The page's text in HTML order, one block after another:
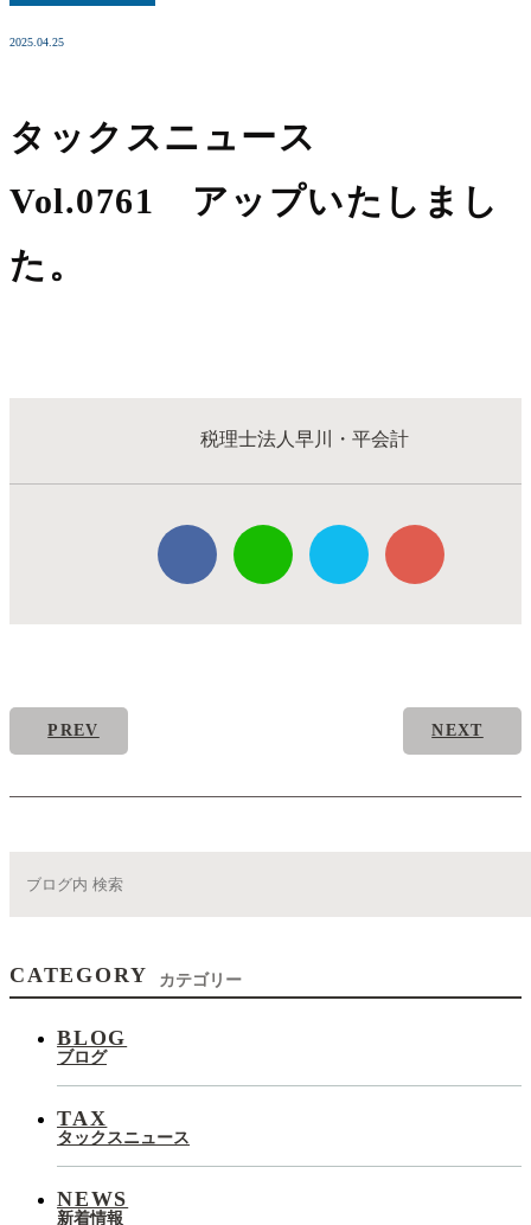
2025.04.25
タックスニュース
Vol.0761 アップいたしまし
た。
税理士法人早川・平会計
PREV NEXT
CATEGORY カテゴリー
BLOG
ブログ
TAX
タックスニュース
NEWS
新着情報